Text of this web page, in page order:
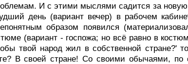
И с этими мыслями садится за новую
день (вариант вечер) в рабочем
образом появился
(вариант - госпожа; но всё равно в
твой народ жил в собственной стране?'
В своей стране! Со своими обычаями, по